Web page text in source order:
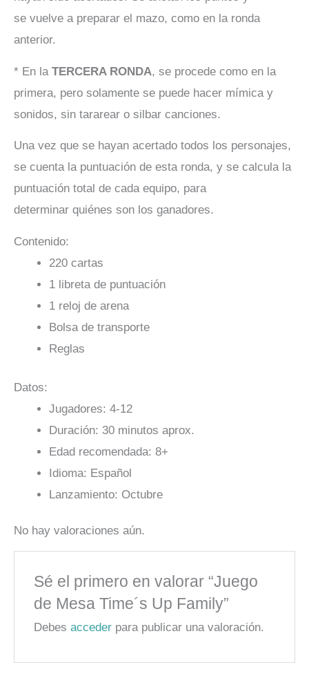
se vuelve a preparar el mazo, como en la ronda
anterior.
* En la TERCERA RONDA, se procede como en la
primera, pero solamente se puede hacer mímica y
sonidos, sin tararear o silbar canciones.
Una vez que se hayan acertado todos los personajes,
se cuenta la puntuación de esta ronda, y se calcula la
puntuación total de cada equipo, para
determinar quiénes son los ganadores.
Contenido:
220 cartas
1 libreta de puntuación
1 reloj de arena
Bolsa de transporte
Reglas
Datos:
Jugadores: 4-12
Duración: 30 minutos aprox.
Edad recomendada: 8+
Idioma: Español
Lanzamiento: Octubre
No hay valoraciones aún.
Sé el primero en valorar “Juego
de Mesa Time´s Up Family”
Debesacceder para publicar una valoración.